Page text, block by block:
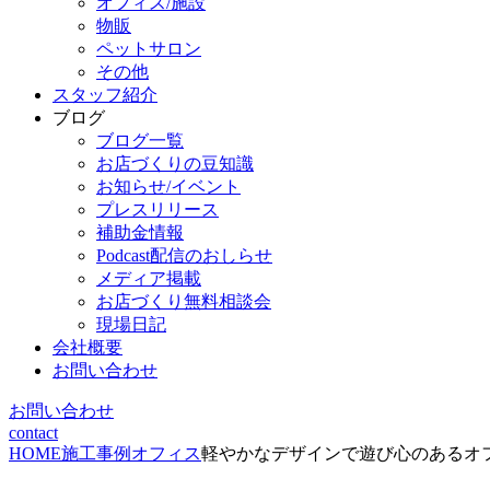
物販
ペットサロン
その他
スタッフ紹介
ブログ
ブログ一覧
お店づくりの豆知識
お知らせ/イベント
プレスリリース
補助金情報
Podcast配信のおしらせ
メディア掲載
お店づくり無料相談会
現場日記
会社概要
お問い合わせ
お問い合わせ
contact
HOME施工事例 オフィス軽やかなデザインで遊び心のあるオ